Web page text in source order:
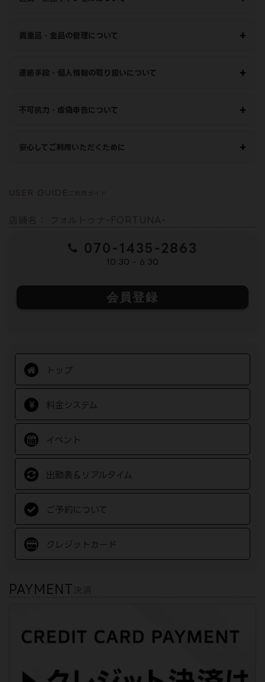
貴重品・金品の管理について
連絡手段・個人情報の取り扱いについて
不可抗力・虚偽申告について
安心してご利用いただくために
USER GUIDE
070-1435-2863
10:30 - 6:30
会員登録
トップ
料金システム
イベント
出勤表＆リアルタイム
ご予約について
クレジットカード
PAYMENT